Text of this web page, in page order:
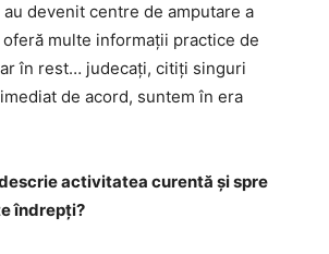
devenit centre de amputare a
multe informații practice de
în rest… judecați, citiți singuri
de acord, suntem în era
activitatea curentă și spre
îndrepți?